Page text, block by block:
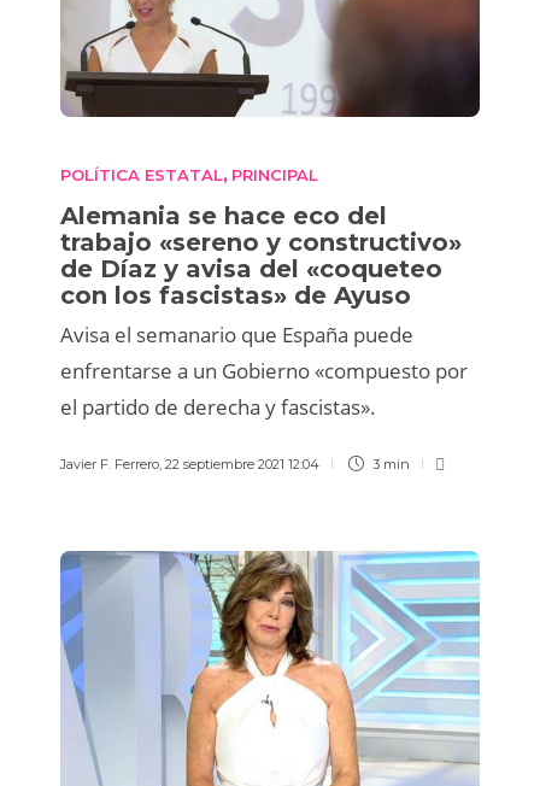
POLÍTICA ESTATAL, PRINCIPAL
Alemania se hace eco del
trabajo «sereno y constructivo»
de Díaz y avisa del «coqueteo
con los fascistas» de Ayuso
Avisa el semanario que España puede
enfrentarse a un Gobierno «compuesto por
el partido de derecha y fascistas».
Javier F. Ferrero 22 septiembre 2021 12:04 3 min